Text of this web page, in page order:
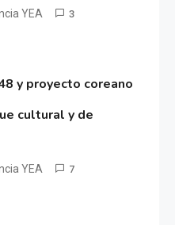
YEA 3
y proyecto coreano
cultural y de
YEA 7